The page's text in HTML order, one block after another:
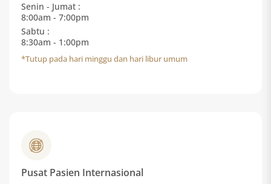
Senin - Jumat :
8:00am - 7:00pm
Sabtu :
8:30am - 1:00pm
*Tutup pada hari minggu dan hari libur umum
Pusat Pasien Internasional